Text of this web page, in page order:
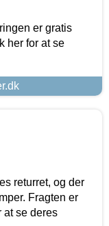
er gratis
her for at se
returret, og der
Fragten er
at se deres